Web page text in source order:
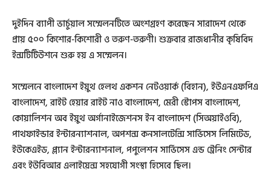
দুইদিন ব্যাপী ভার্চুয়াল সম্মেলনটিতে অংশগ্রহণ করেছেন সারাদেশ থেকে
প্রায় ৫০০ কিশোর-কিশোরী ও তরুণ-তরুণী। শুক্রবার রাজধানীর কৃষিবিদ
ইন্সটিটিউশনে শুরু হয় এ সম্মেলন।
সম্মেলনে বাংলাদেশ ইয়ুথ হেলথ একশন নেটওয়ার্ক (বিহান), ইউএনএফপিএ
বাংলাদেশ, রাইট হেয়ার রাইট নাও বাংলাদেশ, মেরী স্টোপস বাংলাদেশ,
কোয়ালিশন অব ইয়ুথ অর্গানাইজেশনস ইন বাংলাদেশ (সিঅয়াইওবি),
পাথফাইন্ডার ইন্টারন্যাশনাল, অপশন্স কনসালটেন্সি সার্ভিসেস লিমিটেড,
ইউকেএইড, প্ল্যান ইন্টারন্যাশনাল, পপুলেশন সার্ভিসেস এন্ড ট্রেনিং সেন্টার
এবং ইউবিআর এলাইয়েন্স সহযোগী সংস্থা হিসেবে ছিল।